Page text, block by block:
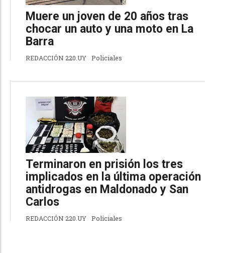
Muere un joven de 20 años tras
chocar un auto y una moto en La
Barra
REDACCIÓN 220.UY Policiales
Terminaron en prisión los tres
implicados en la última operación
antidrogas en Maldonado y San
Carlos
REDACCIÓN 220.UY Policiales